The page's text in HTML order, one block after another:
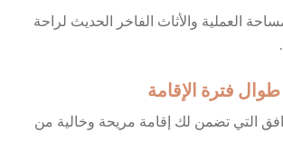
العملية والأثاث الفاخر الحديث لراحة
فترة الإقامة
التي تضمن لك إقامة مريحة وخالية من